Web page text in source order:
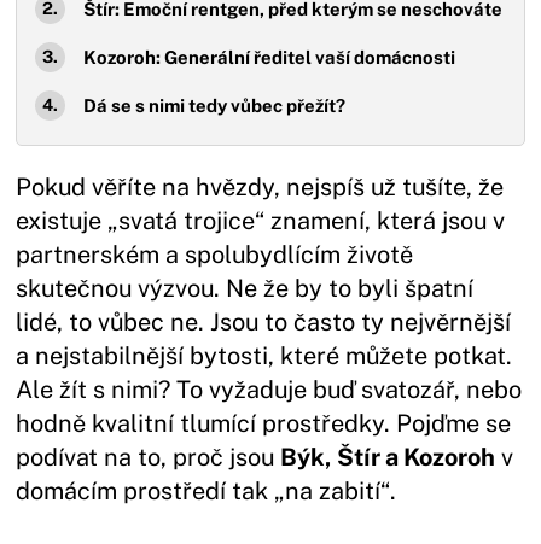
Štír: Emoční rentgen, před kterým se neschováte
Kozoroh: Generální ředitel vaší domácnosti
Dá se s nimi tedy vůbec přežít?
Pokud věříte na hvězdy, nejspíš už tušíte, že
existuje „svatá trojice“ znamení, která jsou v
partnerském a spolubydlícím životě
skutečnou výzvou. Ne že by to byli špatní
lidé, to vůbec ne. Jsou to často ty nejvěrnější
a nejstabilnější bytosti, které můžete potkat.
Ale žít s nimi? To vyžaduje buď svatozář, nebo
hodně kvalitní tlumící prostředky. Pojďme se
podívat na to, proč jsou Býk, Štír a Kozoroh v
domácím prostředí tak „na zabití“.